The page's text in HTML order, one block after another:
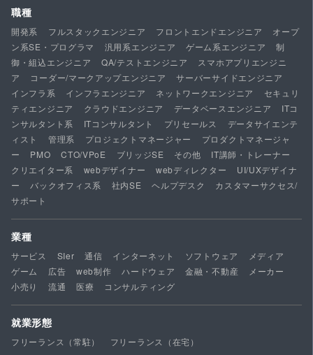
職種
開発系 フルスタックエンジニア フロントエンドエンジニア
オープ
ン系SE・プログラマ
汎用系エンジニア ゲーム系エンジニア
制
御・組込エンジニア
QA/テストエンジニア
スマホアプリエンジニ
ア
コーダー/マークアップエンジニア
サーバーサイドエンジニア
インフラ系
インフラエンジニア ネットワークエンジニア
セキュリ
ティエンジニア
クラウドエンジニア データベースエンジニア
ITコ
ンサルタント系
ITコンサルタント プリセールス
データサイエンテ
ィスト
管理系 プロジェクトマネージャー
プロダクトマネージャ
ー
PMO CTO/VPoE ブリッジSE その他
IT講師・トレーナー
クリエイター系
webデザイナー webディレクター
UI/UXデザイナ
ー
バックオフィス系 社内SE ヘルプデスク
カスタマーサクセス/
サポート
業種
サービス SIer 通信 インターネット ソフトウェア
メディア
ゲーム
広告 web制作 ハードウェア 金融・不動産
メーカー
小売り
流通 医療 コンサルティング
就業形態
フリーランス（常駐） フリーランス（在宅）